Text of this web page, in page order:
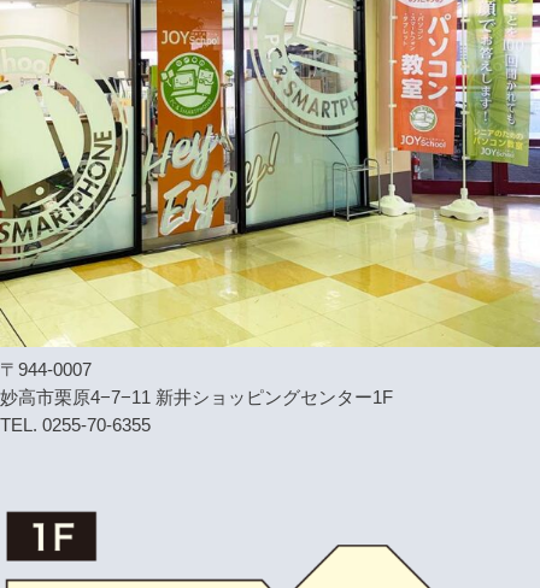
〒944-0007
妙高市栗原4−7−11 新井ショッピングセンター1F
TEL. 0255-70-6355